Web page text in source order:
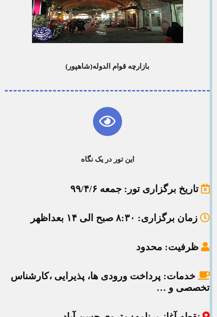
بازارچه قوام الدوله(شاهپور)
این تور در یک نگاه
تاریخ برگزاری تور : جمعه ۹۹/۴/۶
زمان برگزاری: ۸:۳۰ صبح الی ۱۴ بعداظهر
ظرفیت: محدود
خدمات: پرداخت ورودی ها، پذیرایی ،کارشناس
تخصصی و …